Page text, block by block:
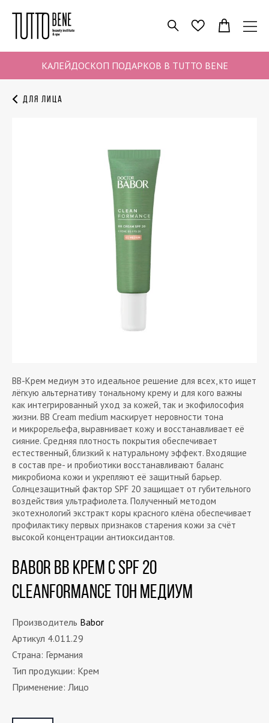
КАЛЕЙДОСКОП ПОДАРКОВ В TUTTO BENE
ПОИСК ИЗБРАННОЕ
Для лица
BB-Крем медиум это идеальное решение для всех, кто ищет
лёгкую альтернативу тональному крему и для кого важны
как интегрированный уход за кожей, так и экофилософия
жизни. BB Cream medium маскирует неровности тона
и микрорельефа, выравнивает кожу и восстанавливает её
сияние. Средняя плотность покрытия обеспечивает
естественный, близкий к натуральному эффект. Входящие
в состав пре- и пробиотики восстанавливают баланс
микробиома кожи и укрепляют её защитный барьер.
Солнцезащитный фактор SPF 20 защищает от губительного
воздействия ультрафиолета. Полученный методом
экотехнологий экстракт коры красного клёна обеспечивает
профилактику первых признаков старения кожи за счёт
высокой концентрации антиоксидантов.
Babor ВВ крем с SPF 20
CLEANFORMANCE тон медиум
Производитель Babor
Артикул 4.011.29
Страна: Германия
Тип продукции: Крем
Применение: Лицо